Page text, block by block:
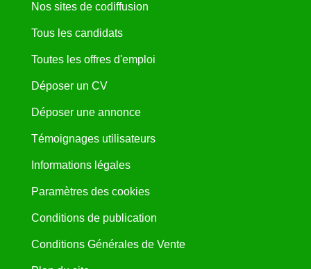
Nos sites de codiffusion
Tous les candidats
Toutes les offres d'emploi
Déposer un CV
Déposer une annonce
Témoignages utilisateurs
Informations légales
Paramètres des cookies
Conditions de publication
Conditions Générales de Vente